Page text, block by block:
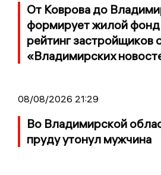
От Коврова до
формирует жилой фонд
рейтинг застройщиков
«Владимирских
08/08/2026 21:29
Во Владимирской
пруду утонул мужчина